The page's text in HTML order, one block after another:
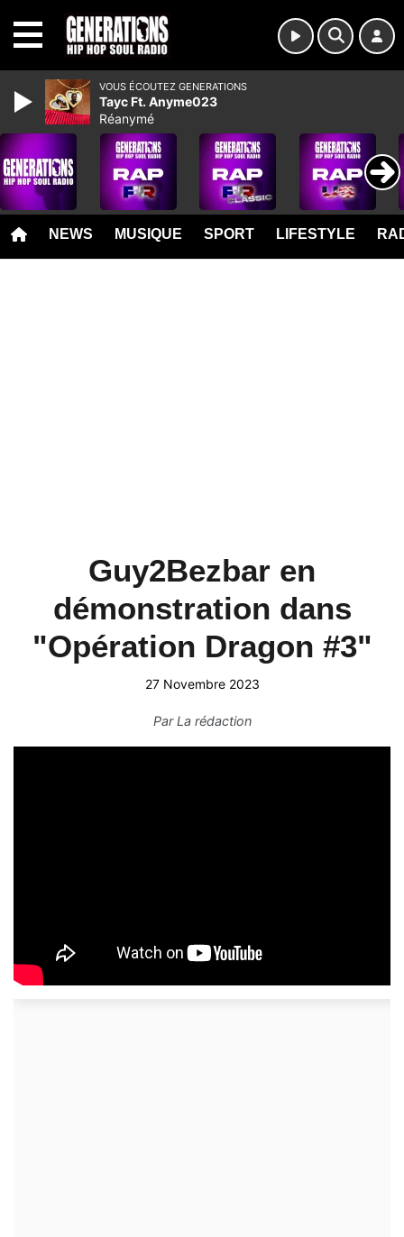
NEWS MUSIQUE SPORT LIFESTYLE
Guy2Bezbar en
démonstration dans
"Opération Dragon #3"
27 Novembre 2023
ParLa rédaction
VOUS ÉCOUTEZ GENERATIONS
Tayc Ft. Anyme023
Réanymé